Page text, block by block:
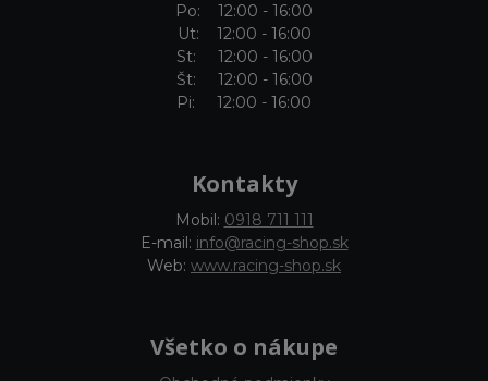
Po: 12:00 - 16:00
Ut: 12:00 - 16:00
St: 12:00 - 16:00
Št: 12:00 - 16:00
Pi: 12:00 - 16:00
Kontakty
Mobil: 0918 711 111
E-mail: info@racing-shop.sk
Web: www.racing-shop.sk
Všetko o nákupe